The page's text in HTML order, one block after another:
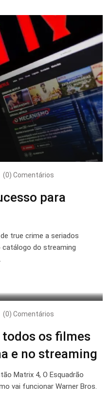
(0) Comentários
para
true crime a seriados
do streaming
(0) Comentários
os filmes
e no streaming
Matrix 4, O Esquadrão
vai funcionar Warner Bros.